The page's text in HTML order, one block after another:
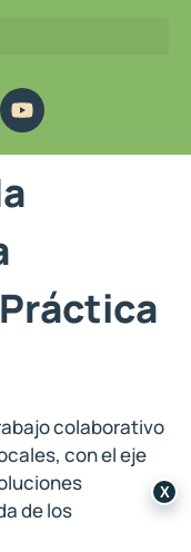
colaborativo
con el eje
de los
X